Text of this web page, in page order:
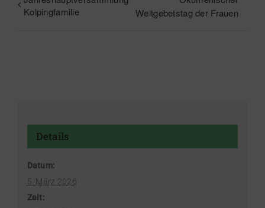
Kolpingfamilie
Weltgebetstag der Frauen
Details
Datum:
5. März 2026
Zeit: